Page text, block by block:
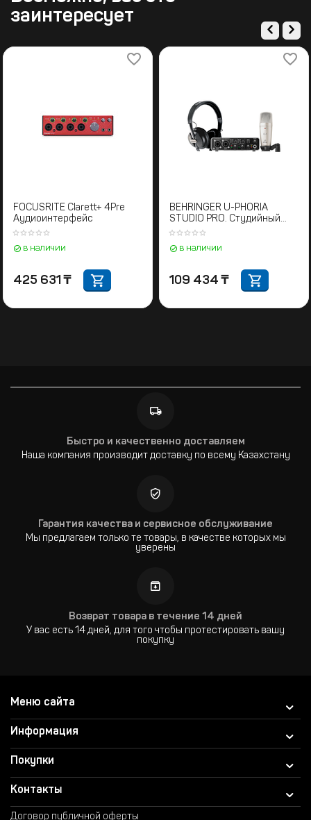
заинтересует
FOCUSRITE Clarett+ 4Pre
Аудиоинтерфейс
в наличии
425 631 ₸
BEHRINGER U-PHORIA
STUDIO PRO. Студийный
комплект
в наличии
109 434 ₸
Быстро и качественно доставляем
Наша компания производит доставку по всему Казахстану
Гарантия качества и сервисное обслуживание
Мы предлагаем только те товары, в качестве которых мы
уверены
Возврат товара в течение 14 дней
У вас есть 14 дней, для того чтобы протестировать вашу
покупку
Меню сайта
Информация
Покупки
Контакты
Договор публичной оферты